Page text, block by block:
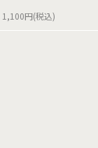
1,100円(税込)